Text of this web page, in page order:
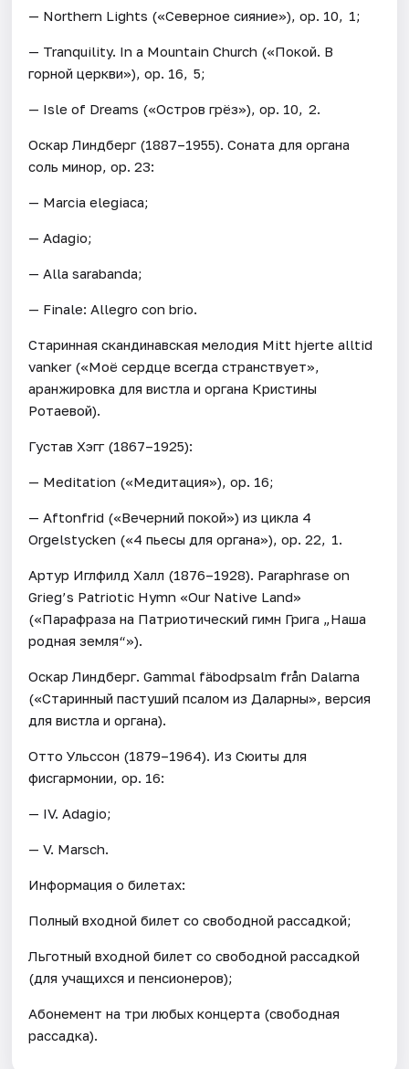
— Northern Lights («Северное сияние»), ор. 10, 1;
— Tranquility. In a Mountain Church («Покой. В
горной церкви»), ор. 16, 5;
— Isle of Dreams («Остров грёз»), ор. 10, 2.
Оскар Линдберг (1887–1955). Соната для органа
соль минор, ор. 23:
— Marcia elegiaca;
— Adagio;
— Alla sarabanda;
— Finale: Allegro con brio.
Старинная скандинавская мелодия Mitt hjerte alltid
vanker («Моё сердце всегда странствует»,
аранжировка для вистла и органа Кристины
Ротаевой).
Густав Хэгг (1867–1925):
— Meditation («Медитация»), ор. 16;
— Aftonfrid («Вечерний покой») из цикла 4
Orgelstycken («4 пьесы для органа»), ор. 22, 1.
Артур Иглфилд Халл (1876–1928). Paraphrase on
Grieg’s Patriotic Hymn «Our Native Land»
(«Парафраза на Патриотический гимн Грига „Наша
родная земля“»).
Оскар Линдберг. Gammal fäbodpsalm från Dalarna
(«Старинный пастуший псалом из Даларны», версия
для вистла и органа).
Отто Ульссон (1879–1964). Из Сюиты для
фисгармонии, ор. 16:
— IV. Adagio;
— V. Marsch.
Информация о билетах:
Полный входной билет со свободной рассадкой;
Льготный входной билет со свободной рассадкой
(для учащихся и пенсионеров);
Абонемент на три любых концерта (свободная
рассадка).